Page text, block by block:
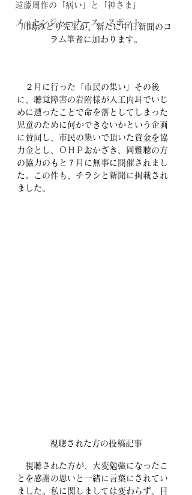
遠藤周作の「病い」と「神さま」
メッセンジャーナース・スポット
川嶋みどり先生が、新たに中日新聞のコ
ラム筆者に加わります。
２月に行った「市民の集い」その後
に、聴覚障害の岩附様が人工内耳でいじ
めに遭ったことで命を落としてしまった
児童のために何かできないかという企画
に賛同し、市民の集いで頂いた資金を協
力金とし、ＯＨＰおかざき、岡難聴の方
の協力のもと７月に無事に開催されまし
た。この件も、チラシと新聞に掲載され
ました。
視聴された方の投稿記事
視聴された方が、大変勉強になったこ
とを感謝の思いと一緒に言葉にされてい
ました。私に関しましては変わらず、目